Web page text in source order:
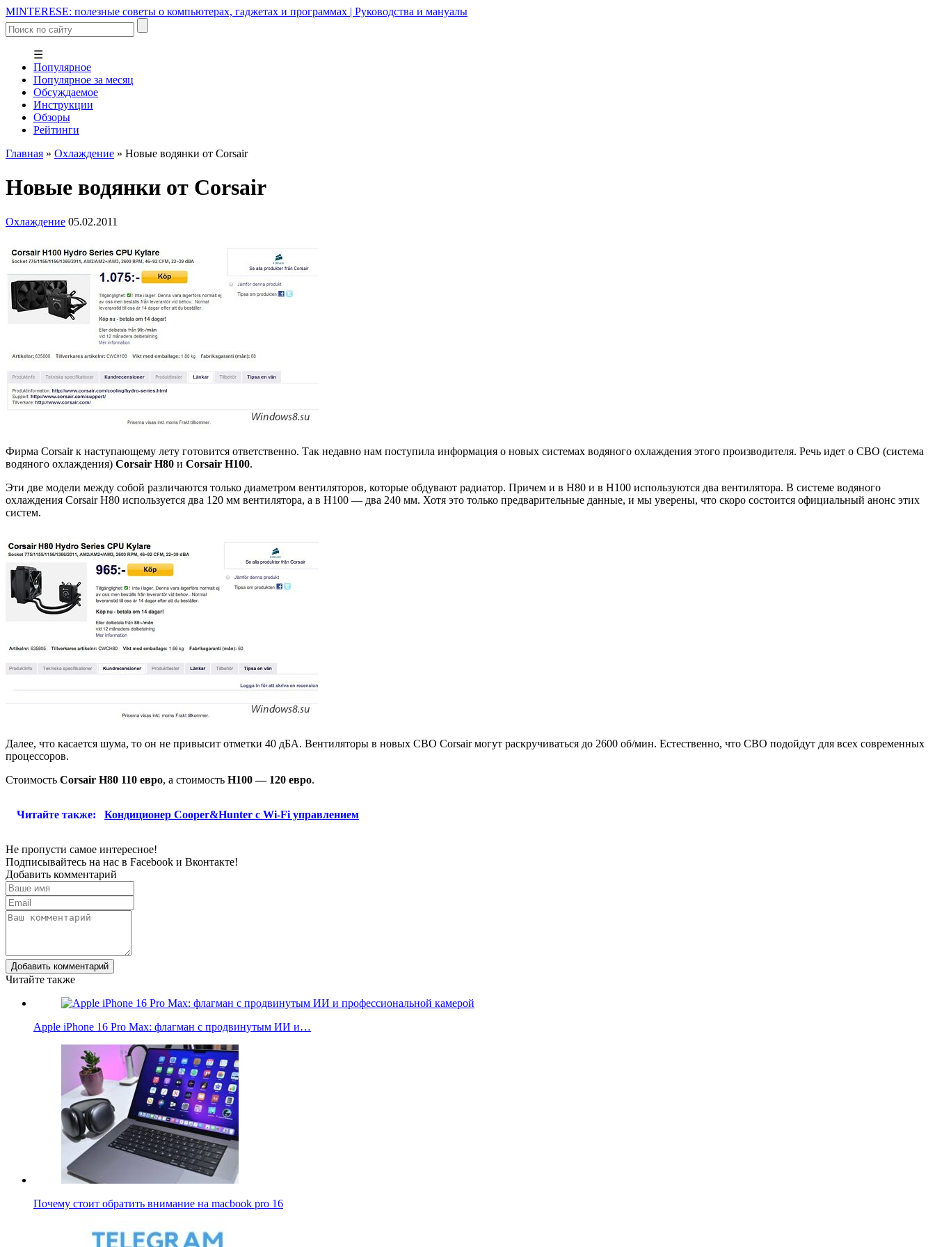
MINTERESE: полезные советы о компьютерах, гаджетах и программах | Руководства и мануалы
☰
Популярное
Популярное за месяц
Обсуждаемое
Инструкции
Обзоры
Рейтинги
Главная » Охлаждение » Новые водянки от Corsair
Новые водянки от Corsair
Охлаждение 05.02.2011
Фирма Corsair к наступающему лету готовится ответственно. Так недавно нам поступила информация о новых системах водяного охлаждения этого производителя. Речь идет о СВО (система
водяного охлаждения) Corsair H80 и Corsair H100.
Эти две модели между собой различаются только диаметром вентиляторов, которые обдувают радиатор. Причем и в H80 и в H100 используются два вентилятора. В системе водяного
охлаждения Corsair H80 используется два 120 мм вентилятора, а в H100 — два 240 мм. Хотя это только предварительные данные, и мы уверены, что скоро состоится официальный анонс этих
систем.
Далее, что касается шума, то он не привысит отметки 40 дБА. Вентиляторы в новых СВО Corsair могут раскручиваться до 2600 об/мин. Естественно, что СВО подойдут для всех современных
процессоров.
Стоимость Corsair H80 110 евро, а стоимость H100 — 120 евро.
Читайте также: Кондиционер Cooper&Hunter с Wi-Fi управлением
Не пропусти самое интересное!
Подписывайтесь на нас в Facebook и Вконтакте!
Добавить комментарий
Добавить комментарий
Читайте также
Apple iPhone 16 Pro Max: флагман с продвинутым ИИ и…
Почему стоит обратить внимание на macbook pro 16